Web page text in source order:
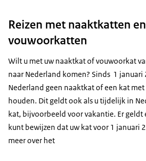
Reizen met naaktkatten en
vouwoorkatten
Wilt u met uw naaktkat of vouwoorkat
naar Nederland komen? Sinds 1 januari
Nederland geen naaktkat of een kat
houden. Dit geldt ook als u tijdelijk in
kat, bijvoorbeeld voor vakantie. Er geldt
kunt bewijzen dat uw kat voor 1 januari
meer over het